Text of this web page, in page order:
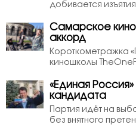
добивается
Самарское кино
аккорд
Короткометражка
киношколы
«Единая
кандидата
Партия идёт на
без внятного